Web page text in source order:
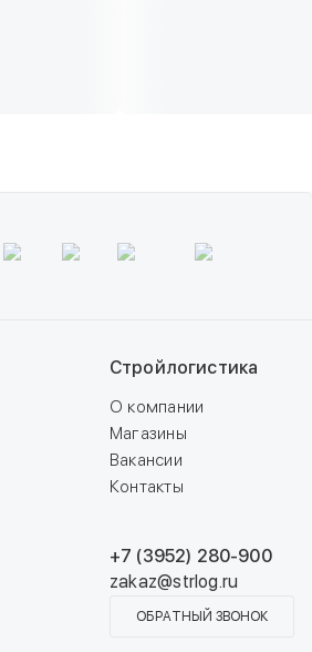
Стройлогистика
О компании
Магазины
Вакансии
Контакты
+7 (3952) 280-900
zakaz@strlog.ru
ОБРАТНЫЙ ЗВОНОК